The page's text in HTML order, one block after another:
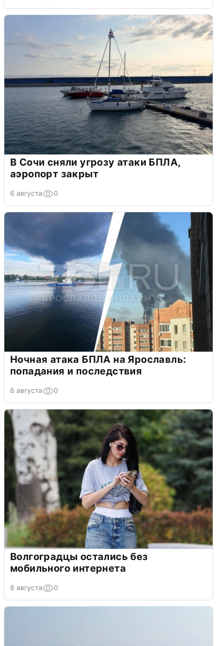
В Сочи сняли угрозу атаки БПЛА,
аэропорт закрыт
6 августа 0
Ночная атака БПЛА на Ярославль:
попадания и последствия
6 августа 0
Волгоградцы остались без
мобильного интернета
6 августа 0